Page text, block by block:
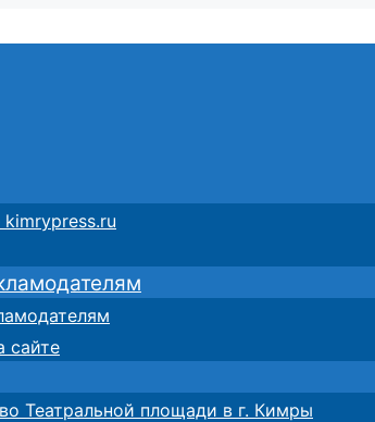
сайте
Театральной площади в г. Кимры